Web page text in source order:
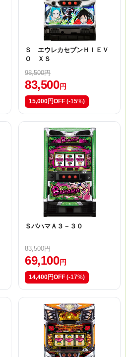
Ｓ エウレカセブンＨＩＥＶ
Ｏ ＸＳ
98,500円
83,500 円
15,000円OFF (-15%)
ＳバハマＡ３－３０
83,500円
69,100 円
14,400円OFF (-17%)